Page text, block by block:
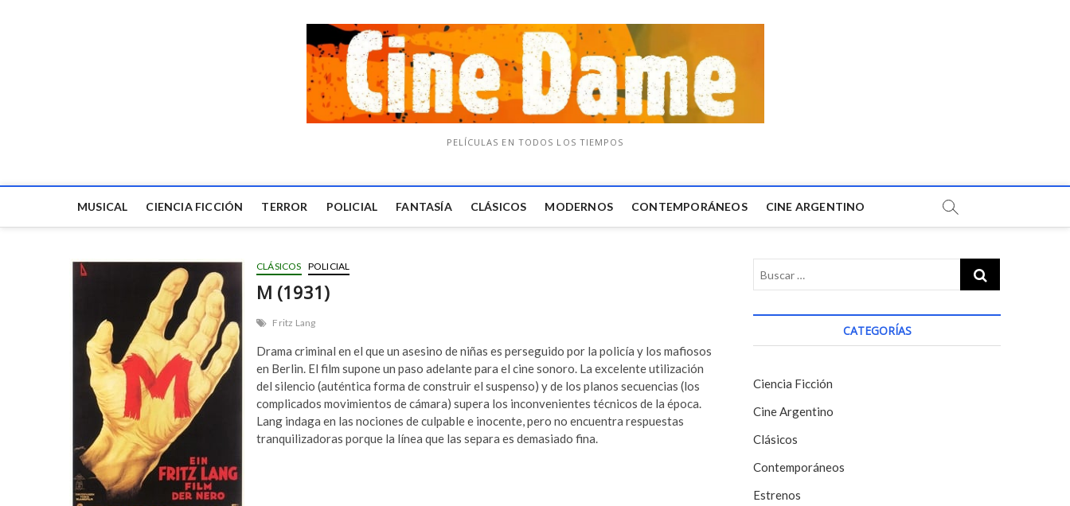
PELÍCULAS EN TODOS LOS TIEMPOS
MUSICAL CIENCIA FICCIÓN TERROR POLICIAL FANTASÍA CLÁSICOS MODERNOS CONTEMPORÁNEOS CINE ARGENTINO
CLÁSICOS POLICIAL
M (1931)
Fritz Lang
Drama criminal en el que un asesino de niñas es perseguido por la policía y los mafiosos
en Berlin. El film supone un paso adelante para el cine sonoro. La excelente utilización
del silencio (auténtica forma de construir el suspenso) y de los planos secuencias (los
complicados movimientos de cámara) supera los inconvenientes técnicos de la época.
Lang indaga en las nociones de culpable e inocente, pero no encuentra respuestas
tranquilizadoras porque la línea que las separa es demasiado fina.
CATEGORÍAS
Ciencia Ficción
Cine Argentino
Clásicos
Contemporáneos
Estrenos